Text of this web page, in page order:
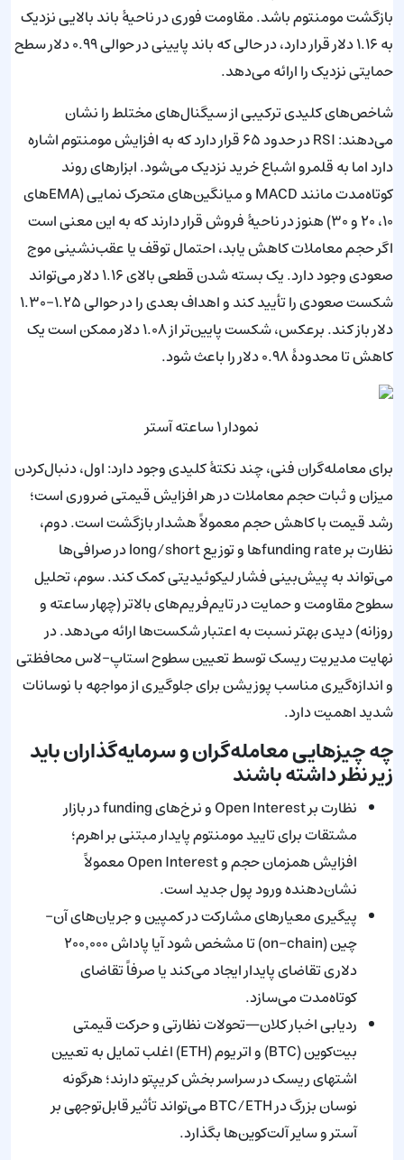
بازگشت مومنتوم باشد. مقاومت فوری در ناحیهٔ باند بالایی نزدیک
به ۱.۱۶ دلار قرار دارد، در حالی که باند پایینی در حوالی ۰.۹۹ دلار سطح
حمایتی نزدیک را ارائه می‌دهد.
شاخص‌های کلیدی ترکیبی از سیگنال‌های مختلط را نشان
می‌دهند: RSI در حدود ۶۵ قرار دارد که به افزایش مومنتوم اشاره
دارد اما به قلمرو اشباع خرید نزدیک می‌شود. ابزارهای روند
کوتاه‌مدت مانند MACD و میانگین‌های متحرک نمایی (EMAهای
۱۰، ۲۰ و ۳۰) هنوز در ناحیهٔ فروش قرار دارند که به این معنی است
اگر حجم معاملات کاهش یابد، احتمال توقف یا عقب‌نشینی موج
صعودی وجود دارد. یک بسته شدن قطعی بالای ۱.۱۶ دلار می‌تواند
شکست صعودی را تأیید کند و اهداف بعدی را در حوالی ۱.۲۵–۱.۳۰
دلار باز کند. برعکس، شکست پایین‌تر از ۱.۰۸ دلار ممکن است یک
کاهش تا محدودهٔ ۰.۹۸ دلار را باعث شود.
نمودار ۱ ساعته آستر
برای معامله‌گران فنی، چند نکتهٔ کلیدی وجود دارد: اول، دنبال‌کردن
میزان و ثبات حجم معاملات در هر افزایش قیمتی ضروری است؛
رشد قیمت با کاهش حجم معمولاً هشدار بازگشت است. دوم،
نظارت بر funding rateها و توزیع long/short در صرافی‌ها
می‌تواند به پیش‌بینی فشار لیکوئیدیتی کمک کند. سوم، تحلیل
سطوح مقاومت و حمایت در تایم‌فریم‌های بالاتر (چهار ساعته و
روزانه) دیدی بهتر نسبت به اعتبار شکست‌ها ارائه می‌دهد. در
نهایت مدیریت ریسک توسط تعیین سطوح استاپ-لاس محافظتی
و اندازه‌گیری مناسب پوزیشن برای جلوگیری از مواجهه با نوسانات
شدید اهمیت دارد.
چه چیزهایی معامله‌گران و سرمایه‌گذاران باید
زیر نظر داشته باشند
نظارت بر Open Interest و نرخ‌های funding در بازار
مشتقات برای تایید مومنتوم پایدار مبتنی بر اهرم؛
افزایش همزمان حجم و Open Interest معمولاً
نشان‌دهنده ورود پول جدید است.
پیگیری معیارهای مشارکت در کمپین و جریان‌های آن-
چین (on-chain) تا مشخص شود آیا پاداش ۲۰۰٬۰۰۰
دلاری تقاضای پایدار ایجاد می‌کند یا صرفاً تقاضای
کوتاه‌مدت می‌سازد.
ردیابی اخبار کلان—تحولات نظارتی و حرکت قیمتی
بیت‌کوین (BTC) و اتریوم (ETH) اغلب تمایل به تعیین
اشتهای ریسک در سراسر بخش کریپتو دارند؛ هرگونه
نوسان بزرگ در BTC/ETH می‌تواند تأثیر قابل‌توجهی بر
آستر و سایر آلت‌کوین‌ها بگذارد.